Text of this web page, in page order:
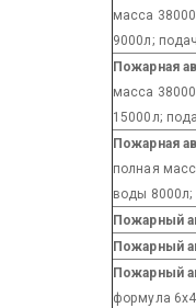
масса
9000л;
Пожарная
масса
15000л;
Пожарная
полная
воды
Пожарный
Пожарный
Пожарный
формула